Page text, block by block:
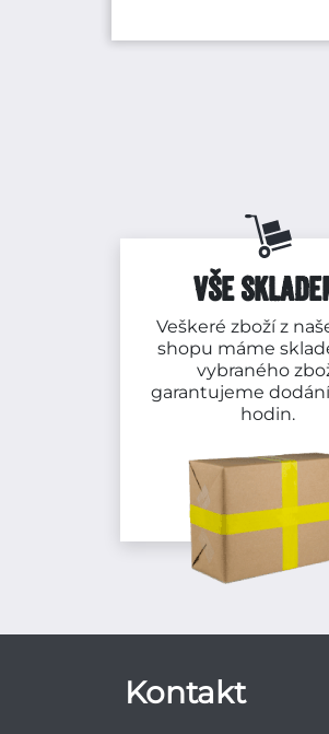
VŠE
Veškeré zboží z
shopu máme
vybraného
garantujeme
hodin.
Kontakt